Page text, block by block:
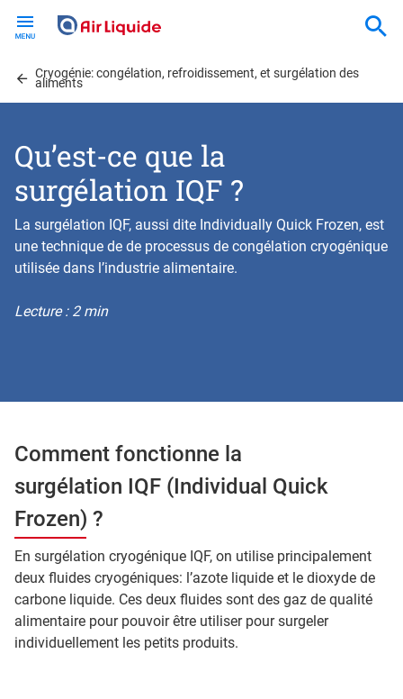
content
Cryogénie: congélation, refroidissement, et surgélation des
aliments
Qu’est-ce que la
surgélation IQF ?
La surgélation IQF, aussi dite Individually Quick Frozen, est
une technique de de processus de congélation cryogénique
utilisée dans l’industrie alimentaire.
Lecture : 2 min
Comment fonctionne la
surgélation IQF (Individual Quick
Frozen) ?
En surgélation cryogénique IQF, on utilise principalement
deux fluides cryogéniques: l’azote liquide et le dioxyde de
carbone liquide. Ces deux fluides sont des gaz de qualité
alimentaire pour pouvoir être utiliser pour surgeler
individuellement les petits produits.